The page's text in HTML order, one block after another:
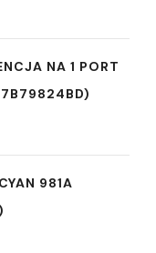
NA 1 PORT
981A